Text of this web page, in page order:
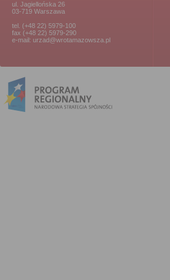
ul. Jagiellońska 26
03-719 Warszawa
tel. (+48 22) 5979-100
fax (+48 22) 5979-290
e-mail: urzad@wrotamazowsza.pl